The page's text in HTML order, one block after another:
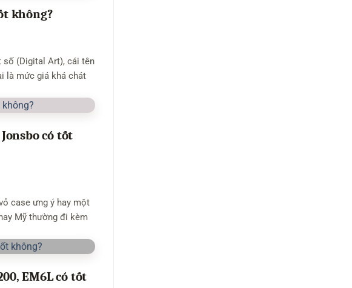
không?
số (Digital Art), cái tên
là mức giá khá chát
có tốt
case ưng ý hay một
Mỹ thường đi kèm
EM6L có tốt